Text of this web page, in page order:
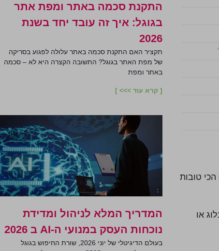
מילות המפתח הכי טובות
או
התקנת סכמה באתר ומפת אתר
בגוגל: איך זה עובד יחד בשנת
2026
תקציר האם התקנת סכמה באתר עלולה לפגוע בסריקה
של מפת האתר בגוגל? התשובה הקצרה היא לא – סכמה
באתר ומפת
[ קרא עוד >>> ]
המדריך המלא לניהול ומדידת
נוכחות העסק במנועי ה-AI ב 2026
בעולם הדיגיטלי של יוני 2026, שורת החיפוש בגוגל